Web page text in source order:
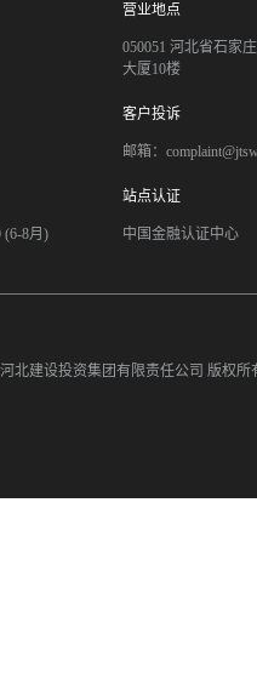
营业地点
050051 河北省石家
大厦10楼
客户投诉
邮箱：
(6-8月)
站点认证
中国金融认证中心
河北建设投资集团有限责任公司 版权所